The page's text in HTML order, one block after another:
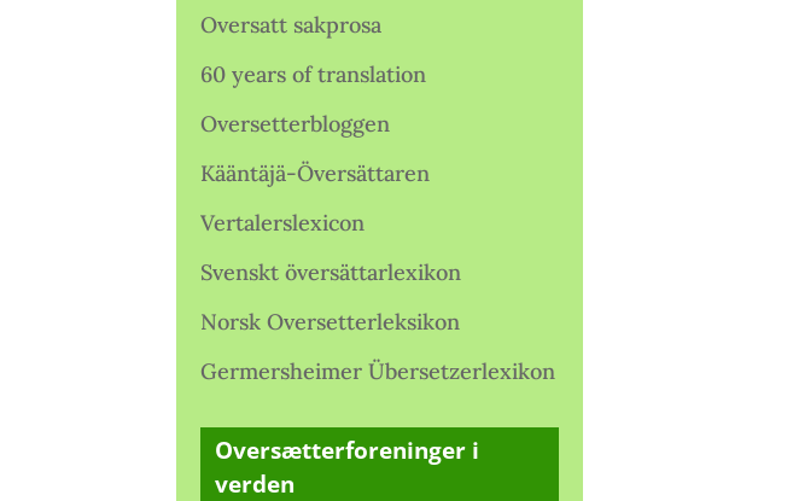
Oversatt sakprosa
60 years of translation
Oversetterbloggen
Kääntäjä-Översättaren
Vertalerslexicon
Svenskt översättarlexikon
Norsk Oversetterleksikon
Germersheimer Übersetzerlexikon
Oversætterforeninger i
verden